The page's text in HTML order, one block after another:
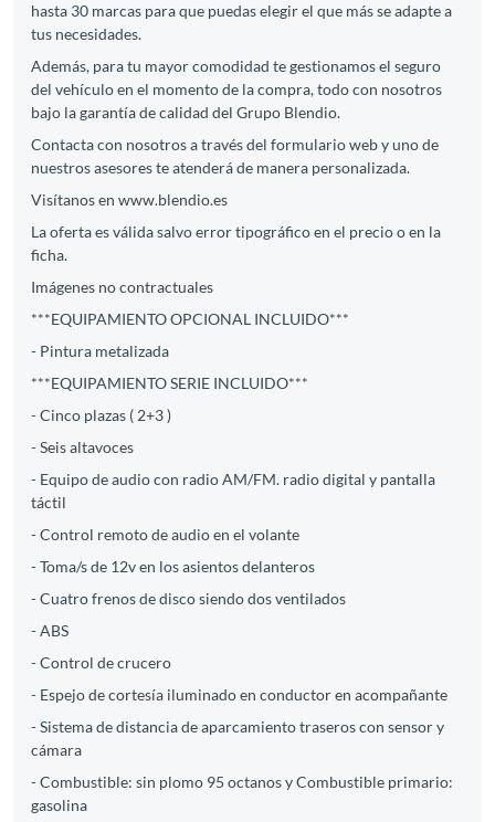
hasta 30 marcas para que puedas elegir el que más se adapte a
tus necesidades.
Además, para tu mayor comodidad te gestionamos el seguro
del vehículo en el momento de la compra, todo con nosotros
bajo la garantía de calidad del Grupo Blendio.
Contacta con nosotros a través del formulario web y uno de
nuestros asesores te atenderá de manera personalizada.
Visítanos en www.blendio.es
La oferta es válida salvo error tipográfico en el precio o en la
ficha.
Imágenes no contractuales
***EQUIPAMIENTO OPCIONAL INCLUIDO***
- Pintura metalizada
***EQUIPAMIENTO SERIE INCLUIDO***
- Cinco plazas ( 2+3 )
- Seis altavoces
- Equipo de audio con radio AM/FM. radio digital y pantalla
táctil
- Control remoto de audio en el volante
- Toma/s de 12v en los asientos delanteros
- Cuatro frenos de disco siendo dos ventilados
- ABS
- Control de crucero
- Espejo de cortesía iluminado en conductor en acompañante
- Sistema de distancia de aparcamiento traseros con sensor y
cámara
- Combustible: sin plomo 95 octanos y Combustible primario:
gasolina